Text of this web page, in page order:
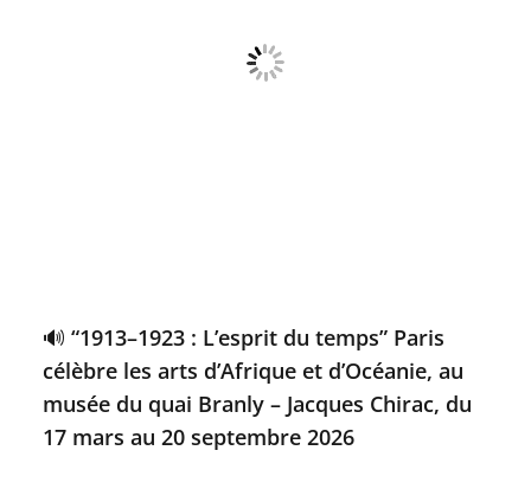
🔊 “1913–1923 : L’esprit du temps” Paris
célèbre les arts d’Afrique et d’Océanie, au
musée du quai Branly – Jacques Chirac, du
17 mars au 20 septembre 2026